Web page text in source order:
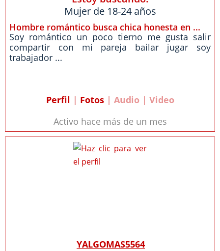
Mujer de 18-24 años
Hombre romántico busca chica honesta en ...
Soy romántico un poco tierno me gusta salir
compartir con mi pareja bailar jugar soy
trabajador ...
Perfil | Fotos| Audio | Video
Activo hace más de un mes
YALGOMAS5564